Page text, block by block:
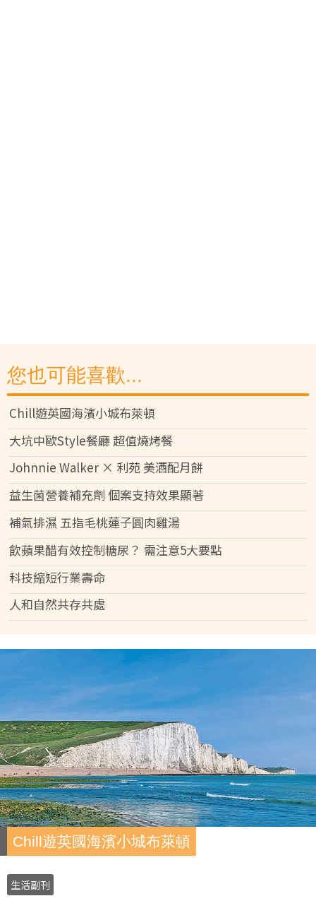
您也可能喜歡...
Chill遊英國海濱小城布萊頓
大坑中歐Style餐廳 超值燒烤餐
Johnnie Walker × 利苑 美酒配月餅
益生菌營養補充劑 個案支持效果顯著
補氣排濕 五指毛桃蓮子圓肉雞湯
飲蘋果醋有效控制糖尿？ 需注意5大要點
科技縮短行業壽命
人和自然共存共處
Chill遊英國海濱小城布萊頓
生活副刊